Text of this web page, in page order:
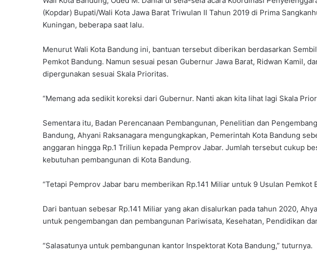
(Kopdar) Bupati/Wali Kota Jawa Barat Triwulan II Tahun 2019 di Prima
Kuningan, beberapa saat lalu.
Menurut Wali Kota Bandung ini, bantuan tersebut diberikan berdasarkan
Pemkot Bandung. Namun sesuai pesan Gubernur Jawa Barat, Ridwan Kamil,
dipergunakan sesuai Skala Prioritas.
“Memang ada sedikit koreksi dari Gubernur. Nanti akan kita lihat lagi Skala
Sementara itu, Badan Perencanaan Pembangunan, Penelitian dan
Bandung, Ahyani Raksanagara mengungkapkan, Pemerintah Kota Bandung
anggaran hingga Rp.1 Triliun kepada Pemprov Jabar. Jumlah tersebut cukup
kebutuhan pembangunan di Kota Bandung.
“Tetapi Pemprov Jabar baru memberikan Rp.141 Miliar untuk 9 Usulan Pemkot
Dari bantuan sebesar Rp.141 Miliar yang akan disalurkan pada tahun 2020,
untuk pengembangan dan pembangunan Pariwisata, Kesehatan, Pendidikan
“Salasatunya untuk pembangunan kantor Inspektorat Kota Bandung,” tuturnya.